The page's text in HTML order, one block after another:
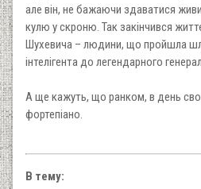
але він, не бажаючи здаватися
кулю у скроню. Так закінчився
Шухевича – людини, що пройшла
інтелігента до легендарного
А ще кажуть, що ранком, в день
фортепіано.
В тему: